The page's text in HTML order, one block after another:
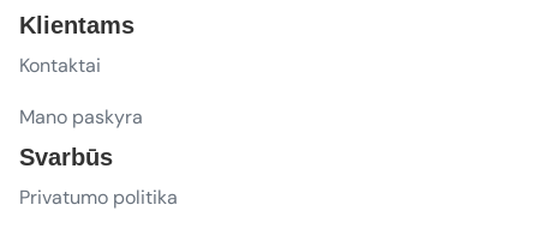
Klientams
Kontaktai
Mano paskyra
Svarbūs
Privatumo politika